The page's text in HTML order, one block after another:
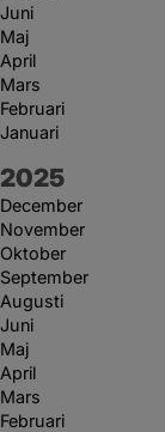
Juni
Maj
April
Mars
Februari
Januari
År:
2025
December
November
Oktober
September
Augusti
Juni
Maj
April
Mars
Februari